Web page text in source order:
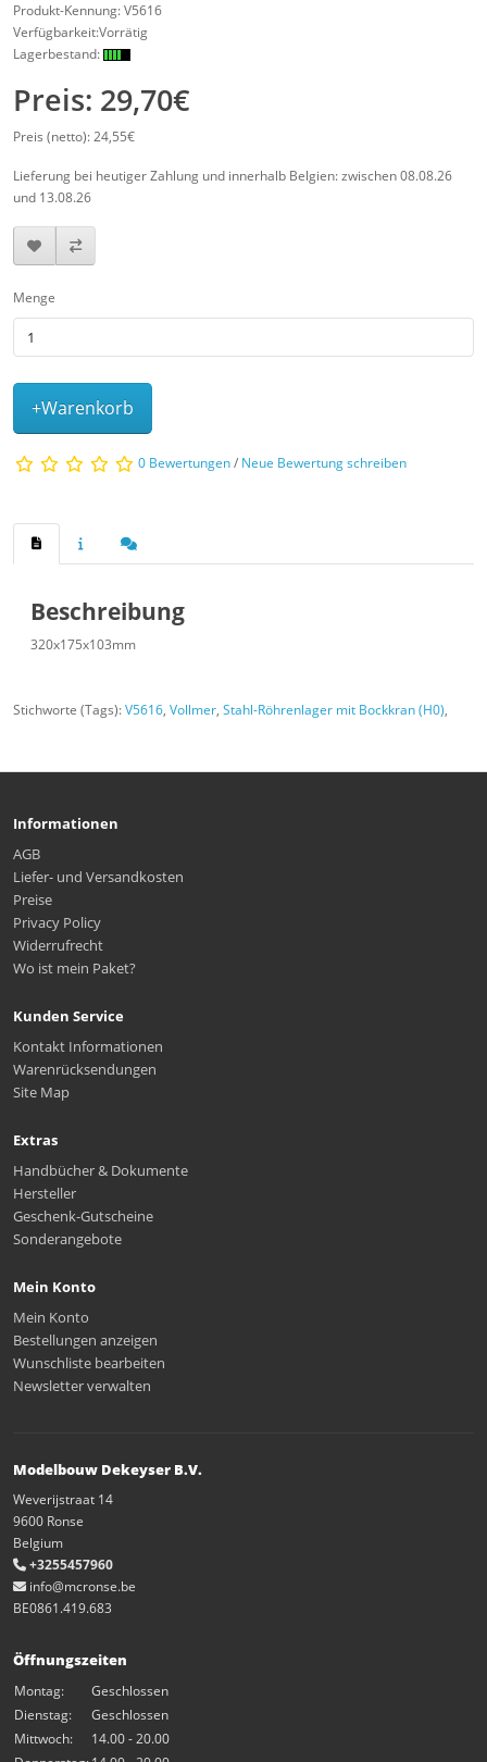
Produkt-Kennung:V5616
Verfügbarkeit:Vorrätig
Lagerbestand:
Preis: 29,70€
Preis (netto): 24,55€
Lieferung bei heutiger Zahlung und innerhalb Belgien: zwischen 08.08.26
und 13.08.26
Menge
+Warenkorb
0 Bewertungen/ Neue Bewertung schreiben
Beschreibung
320x175x103mm
Stichworte (Tags):V5616, Vollmer, Stahl-Röhrenlager mit Bockkran (H0),
Informationen
AGB
Liefer- und Versandkosten
Preise
Privacy Policy
Widerrufrecht
Wo ist mein Paket?
Kunden Service
Kontakt Informationen
Warenrücksendungen
Site Map
Extras
Handbücher & Dokumente
Hersteller
Geschenk-Gutscheine
Sonderangebote
Mein Konto
Mein Konto
Bestellungen anzeigen
Wunschliste bearbeiten
Newsletter verwalten
Modelbouw Dekeyser B.V.
Weverijstraat 14
9600 Ronse
Belgium
+3255457960
info@mcronse.be
BE0861.419.683
Öffnungszeiten
Montag:
Geschlossen
Dienstag:
Geschlossen
Mittwoch:
14.00 - 20.00